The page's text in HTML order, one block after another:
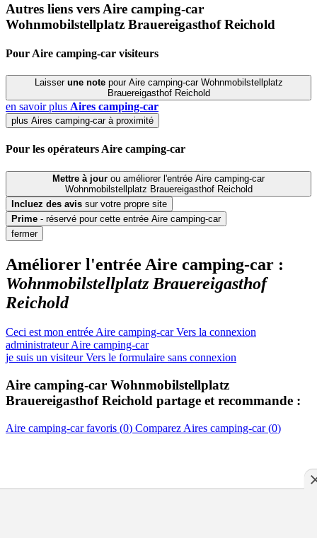
Autres liens vers Aire camping-car
Wohnmobilstellplatz Brauereigasthof Reichold
Pour Aire camping-car visiteurs
Laisser une notepour Aire camping-car Wohnmobilstellplatz
Brauereigasthof Reichold
en savoir plus Aires camping-car
plus Aires camping-car à proximité
Pour les opérateurs Aire camping-car
Mettre à jour ou améliorer l'entrée Aire camping-car
Wohnmobilstellplatz Brauereigasthof Reichold
Incluez des avis sur votre propre site
Prime - réservé pour cette entrée Aire camping-car
fermer
Améliorer l'entrée Aire camping-car :
Wohnmobilstellplatz Brauereigasthof
Reichold
Ceci est mon entrée Aire camping-carVers la connexion
administrateur Aire camping-car
je suis un visiteurVers le formulaire sans connexion
Aire camping-car Wohnmobilstellplatz
Brauereigasthof Reichold partage et recommande :
Aire camping-carfavoris (0) Comparez Aires camping-car(0)